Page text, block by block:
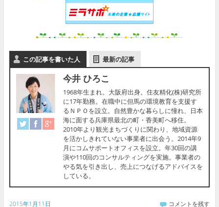
この記事を書いた人 最新の記事
今井 ひろこ
1968年生まれ。大阪府出身。住友精化(株)研究所
に17年勤務。在職中に但馬の環境教育を支援す
るＮＰＯを設立。自然豊かな暮らしに憧れ、日本
海に面する兵庫県最北の町・香美町へ移住。
2010年より観光まちづくりに関わり、地域資源
を活かしきれていない事業者に出会う。2014年9
月にコムサポートオフィスを設立。年30回の講
演や110回のコンサルティングを実施。事業者の
やる気を引き出し、売上につなげるアドバイスを
している。
2015年1月11日 コメントを残す